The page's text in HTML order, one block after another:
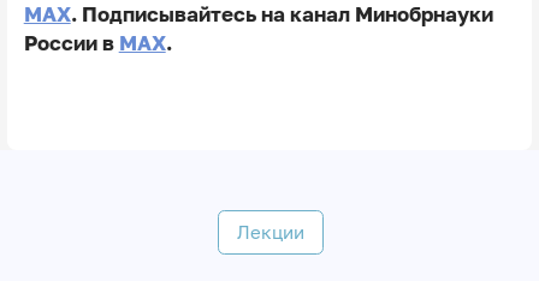
MAX. Подписывайтесь на канал Минобрнауки
России в MAX.
Лекции